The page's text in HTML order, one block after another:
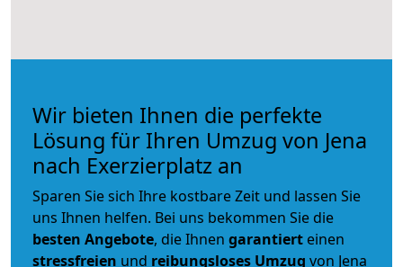
Wir bieten Ihnen die perfekte
Lösung für Ihren Umzug von Jena
nach Exerzierplatz an
Sparen Sie sich Ihre kostbare Zeit und lassen Sie
uns Ihnen helfen. Bei uns bekommen Sie die
besten Angebote, die Ihnen garantiert einen
stressfreien und reibungsloses Umzug von Jena